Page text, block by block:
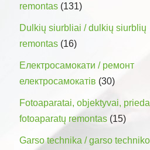
remontas (131)
Dulkių siurbliai / dulkių siurblių
remontas (16)
Електросамокати / ремонт
електросамокатів (30)
Fotoaparatai, objektyvai,
fotoaparatų remontas (15)
Garso technika / garso